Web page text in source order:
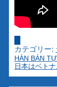
カテゴリー:
HÀN BÁN
日本はベト